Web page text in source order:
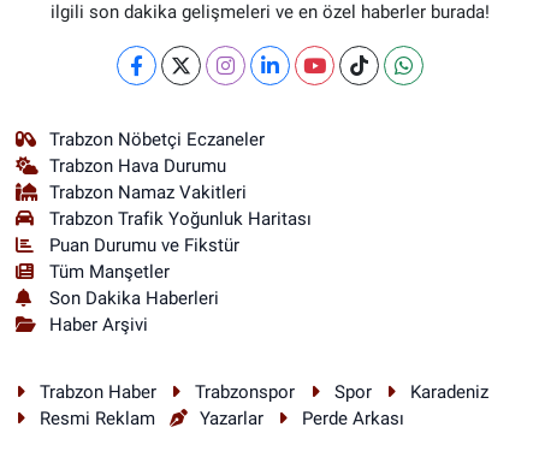
ilgili son dakika gelişmeleri ve en özel haberler burada!
Trabzon Nöbetçi Eczaneler
Trabzon Hava Durumu
Trabzon Namaz Vakitleri
Trabzon Trafik Yoğunluk Haritası
Puan Durumu ve Fikstür
Tüm Manşetler
Son Dakika Haberleri
Haber Arşivi
Trabzon Haber Trabzonspor Spor
Karadeniz
Resmi Reklam
Yazarlar Perde Arkası